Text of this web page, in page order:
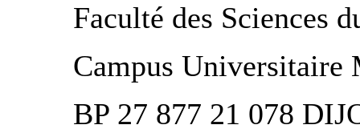
Faculté des Sciences
Campus Universitaire
BP 27 877 21 078